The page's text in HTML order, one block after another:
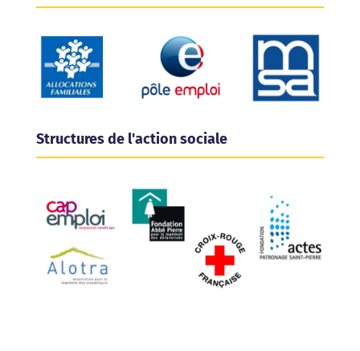
Structures de l'action sociale